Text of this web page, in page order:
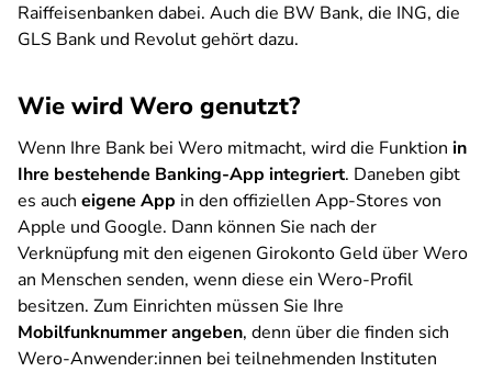
Raiffeisenbanken dabei. Auch die BW Bank, die ING, die
GLS Bank und Revolut gehört dazu.
Wie wird Wero genutzt?
Wenn Ihre Bank bei Wero mitmacht, wird die Funktion in
Ihre bestehende Banking-App integriert. Daneben gibt
es auch eigene App in den offiziellen App-Stores von
Apple und Google. Dann können Sie nach der
Verknüpfung mit den eigenen Girokonto Geld über Wero
an Menschen senden, wenn diese ein Wero-Profil
besitzen. Zum Einrichten müssen Sie Ihre
Mobilfunknummer angeben, denn über die finden sich
Wero-Anwender:innen bei teilnehmenden Instituten